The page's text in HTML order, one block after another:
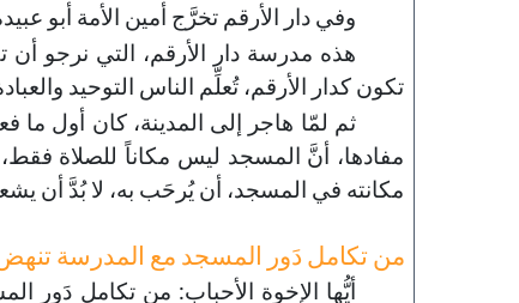
وفي دار الأرقم تخرَّج أمين الأمة أبو
هذه مدرسة دار الأرقم، التي نرجو
تكون كدار الأرقم، تُعلِّم الناس التوحيد
ثم لمّا هاجر إلى المدينة، كان أول
مفادها، أنَّ المسجد ليس مكاناً للصلاة
مكانته في المسجد، أن يُرحَب به، لا بُدَّ أن
من تكامل دَور المسجد مع المدرسة تنهض
أيُّها الإخوة الأحباب: من تكامل دَور